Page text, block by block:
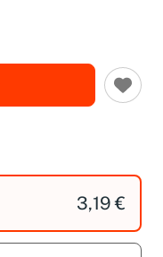
3,19 €